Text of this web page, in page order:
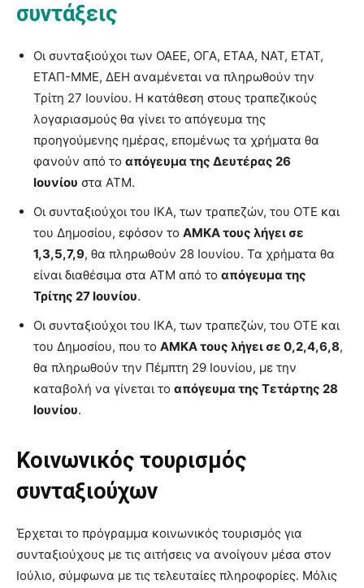
συντάξεις
Οι συνταξιούχοι των ΟΑΕΕ, ΟΓΑ, ΕΤΑΑ, ΝΑΤ, ΕΤΑΤ,
ΕΤΑΠ-ΜΜΕ, ΔΕΗ αναμένεται να πληρωθούν την
Τρίτη 27 Ιουνίου. Η κατάθεση στους τραπεζικούς
λογαριασμούς θα γίνει το απόγευμα της
προηγούμενης ημέρας, επομένως τα χρήματα θα
φανούν από το απόγευμα της Δευτέρας 26
Ιουνίου στα ΑΤΜ.
Οι συνταξιούχοι του ΙΚΑ, των τραπεζών, του ΟΤΕ και
του Δημοσίου, εφόσον το ΑΜΚΑ τους λήγει σε
1,3,5,7,9, θα πληρωθούν 28 Ιουνίου. Τα χρήματα θα
είναι διαθέσιμα στα ΑΤΜ από το απόγευμα της
Τρίτης 27 Ιουνίου.
Οι συνταξιούχοι του ΙΚΑ, των τραπεζών, του ΟΤΕ και
του Δημοσίου, που το ΑΜΚΑ τους λήγει σε 0,2,4,6,8,
θα πληρωθούν την Πέμπτη 29 Ιουνίου, με την
καταβολή να γίνεται το απόγευμα της Τετάρτης 28
Ιουνίου.
Κοινωνικός τουρισμός
συνταξιούχων
Έρχεται το πρόγραμμα κοινωνικός τουρισμός για
συνταξιούχους με τις αιτήσεις να ανοίγουν μέσα στον
Ιούλιο, σύμφωνα με τις τελευταίες πληροφορίες. Μόλις